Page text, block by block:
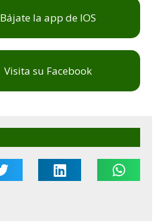
Bájate la app de IOS
Visita su Facebook